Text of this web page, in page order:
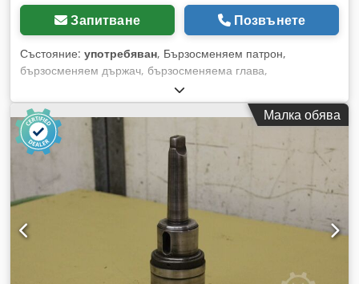
Запитване Позвънете
Състояние: употребяван, Бързосменяем патрон,
бързосменяем държач, бързосменяема глава,
бързозатягащ патрон за свредло, бързосменяема вложка
-Конусен държач: SK60 -2 бр. втулки: MK1 -2 бр. втулки:
MK2 -2 бр. втулки: MK3 -2 бр. втулки: MK4 Dcedpfxsctlauo
Ah Iok -2 бр. втулки: MK5 -Тегло: 48 кг
Малка обява